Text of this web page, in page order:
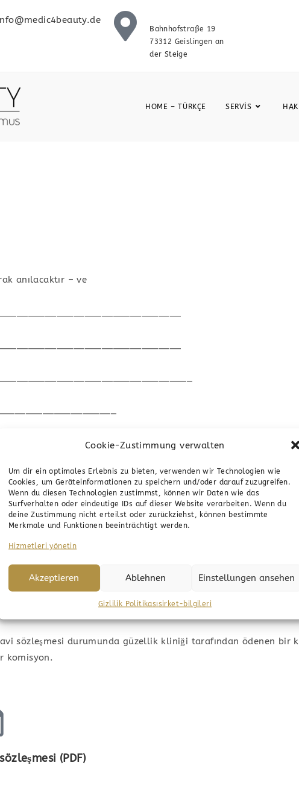
Cookie-Zustimmung verwalten
Um dir ein optimales Erlebnis zu bieten, verwenden wir Technologien wie
Cookies, um Geräteinformationen zu speichern und/oder darauf zuzugreifen.
Wenn du diesen Technologien zustimmst, können wir Daten wie das
Surfverhalten oder eindeutige IDs auf dieser Website verarbeiten. Wenn du
deine Zustimmung nicht erteilst oder zurückziehst, können bestimmte
Merkmale und Funktionen beeinträchtigt werden.
Hizmetleri yönetin
Akzeptieren Ablehnen Einstellungen ansehen
Gizlilik Politikasısirket-bilgileri
Bahnhofstraße 19
73312 Geislingen an
der Steige
HOME – TÜRKÇE SERVIS
anılacaktır – ve
–
ve Koşullarına dayanarak, aşağıdaki tedavi için
sözleşmesi durumunda güzellik kliniği tarafından ödenen bir
komisyon.
(PDF)